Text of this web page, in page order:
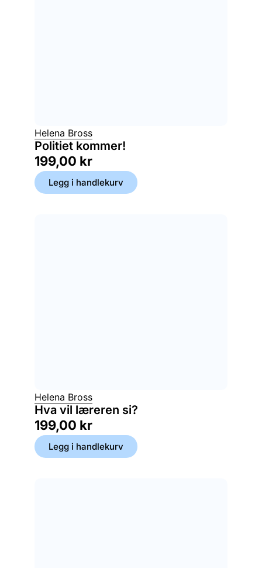
Helena Bross
Politiet kommer!
199,00 kr
Legg i handlekurv
Helena Bross
Hva vil læreren si?
199,00 kr
Legg i handlekurv